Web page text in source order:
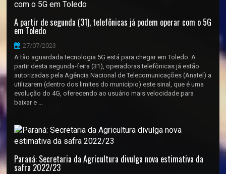
A partir de segunda (31), telefônicas já podem operar com o 5G
em Toledo
27/07/2023
A tão aguardada tecnologia 5G está para chegar em Toledo. A
partir desta segunda-feira (31), operadoras telefônicas já estão
autorizadas pela Agência Nacional de Telecomunicações (Anatel) a
utilizarem (dentro dos limites do município) este sinal, que é uma
evolução do 4G, oferecendo ao usuário mais velocidade para
baixar e ...
Paraná: Secretaria da Agricultura divulga nova estimativa da
safra 2022/23